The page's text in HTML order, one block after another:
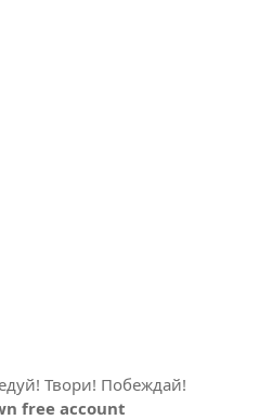
Твори! Побеждай!
free account